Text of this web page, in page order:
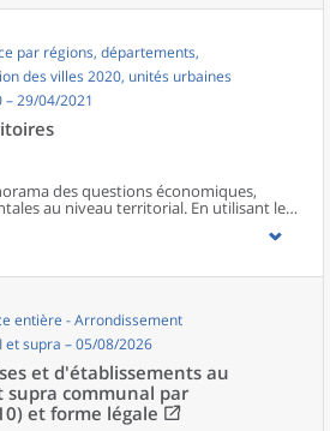
par régions, départements,
des villes 2020, unités urbaines
29/04/2021
des questions économiques,
au niveau territorial. En utilisant les
France, sur les forces et faiblesses des
entière - Arrondissement
et supra – 05/08/2026
et d'établissements au
communal par
et forme légale